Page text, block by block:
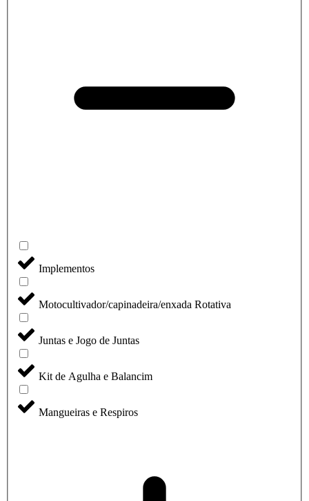
Implementos
Motocultivador/capinadeira/enxada Rotativa
Juntas e Jogo de Juntas
Kit de Agulha e Balancim
Mangueiras e Respiros